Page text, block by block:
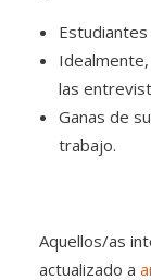
Estudiantes
las
Ganas de
trabajo.
Aquellos/as
actualizado a